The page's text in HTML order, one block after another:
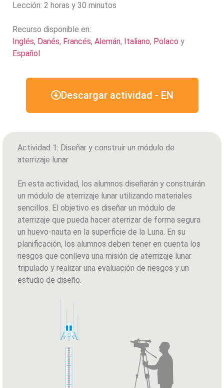
Lección: 2 horas y 30 minutos
Recurso disponible en:
Inglés, Danés, Francés, Alemán, Italiano, Polaco y
Español
Descargar actividad - EN
Actividad 1: Diseñar y construir un módulo de
aterrizaje lunar
En esta actividad, los alumnos diseñarán y construirán
un módulo de aterrizaje lunar utilizando materiales
sencillos. El objetivo es diseñar un módulo de
aterrizaje que pueda hacer aterrizar de forma segura
un huevo-nauta en la superficie de la Luna. En su
planificación, los alumnos deben tener en cuenta los
riesgos que conlleva una misión de aterrizaje lunar
tripulado y realizar una evaluación de riesgos y un
estudio de diseño.